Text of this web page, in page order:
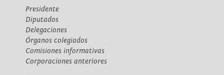
Presidente
Diputados
Delegaciones
Órganos colegiados
Comisiones informativas
Corporaciones anteriores